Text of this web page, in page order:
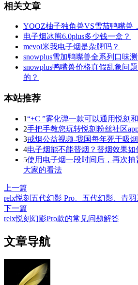
相关文章
YOOZ柚子独角兽VS雪茄鸭嘴兽
电子烟冰熊6.0plus多少钱一盒？
mevol米我电子烟是杂牌吗？
snowplus雪加鸭嘴兽全系列口味测
snowplus鸭嘴兽价格真假乱象问
的？
本站推荐
1“+C ”雾化弹一款可以通用悦刻
2手把手教您玩转悦刻粉丝社区
3戒烟公益视频-我国每年死于吸
4电子烟能不能替烟？替烟效果如
5使用电子烟一段时间后，再次
大家的看法
上一篇
relx悦刻五代幻影 Pro、五代幻影、青
下一篇
relx悦刻幻影Pro款的常见问题解答
文章导航